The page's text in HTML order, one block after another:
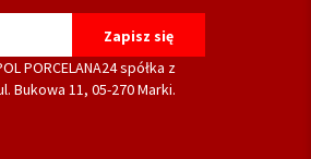
PORCELANA24 spółka z
Bukowa 11, 05-270 Marki.